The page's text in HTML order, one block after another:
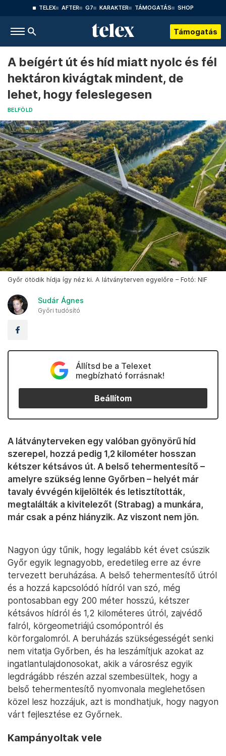
TELEX AFTER G7 KARAKTER TÁMOGATÁS SHOP
Támogatás
A beígért út és híd miatt nyolc és fél
hektáron kivágtak mindent, de
lehet, hogy feleslegesen
BELFÖLD
Győr ötödik hídja így néz ki. A látványterven egyelőre – Fotó: NIF
Sudár Ágnes
Győri tudósító
Állítsd be a Telexet
megbízható forrásnak!
Beállítom
A látványterveken egy valóban gyönyörű híd
szerepel, hozzá pedig 1,2 kilométer hosszan
kétszer kétsávos út. A belső tehermentesítő –
amelyre szükség lenne Győrben – helyét már
tavaly évvégén kijelölték és letisztították,
megtalálták a kivitelezőt (Strabag) a munkára,
már csak a pénz hiányzik. Az viszont nem jön.
Nagyon úgy tűnik, hogy legalább két évet csúszik
Győr egyik legnagyobb, eredetileg erre az évre
tervezett beruházása. A belső tehermentesítő útról
és a hozzá kapcsolódó hídról van szó, még
pontosabban egy 200 méter hosszú, kétszer
kétsávos hídról és 1,2 kilométeres útról, zajvédő
falról, körgeometriájú csomópontról és
körforgalomról. A beruházás szükségességét senki
nem vitatja Győrben, és ha leszámítjuk azokat az
ingatlantulajdonosokat, akik a városrész egyik
legdrágább részén azzal szembesültek, hogy a
belső tehermentesítő nyomvonala meglehetősen
közel lesz hozzájuk, azt is mondhatjuk, hogy nagyon
várt fejlesztése ez Győrnek.
Kampányoltak vele